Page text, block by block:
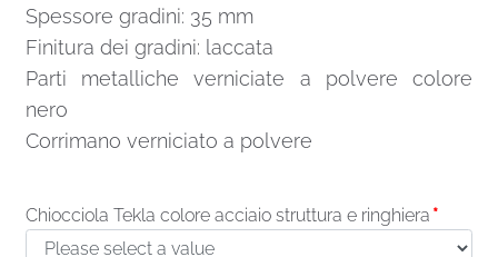
Spessore gradini: 35 mm
Finitura dei gradini: laccata
Parti metalliche verniciate a polvere colore
nero
Corrimano verniciato a polvere
Chiocciola Tekla colore acciaio struttura e ringhiera *